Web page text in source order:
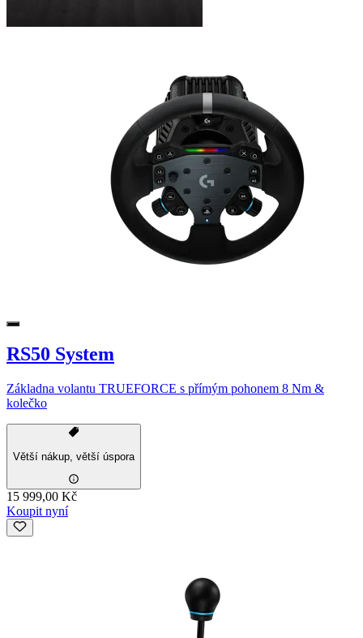
RS50 System
Základna volantu TRUEFORCE s přímým pohonem 8 Nm &
kolečko
Větší nákup, větší úspora
15 999,00 Kč
Koupit nyní